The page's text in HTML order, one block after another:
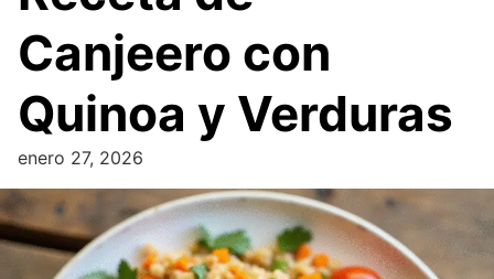
Canjeero con
Quinoa y Verduras
enero 27, 2026